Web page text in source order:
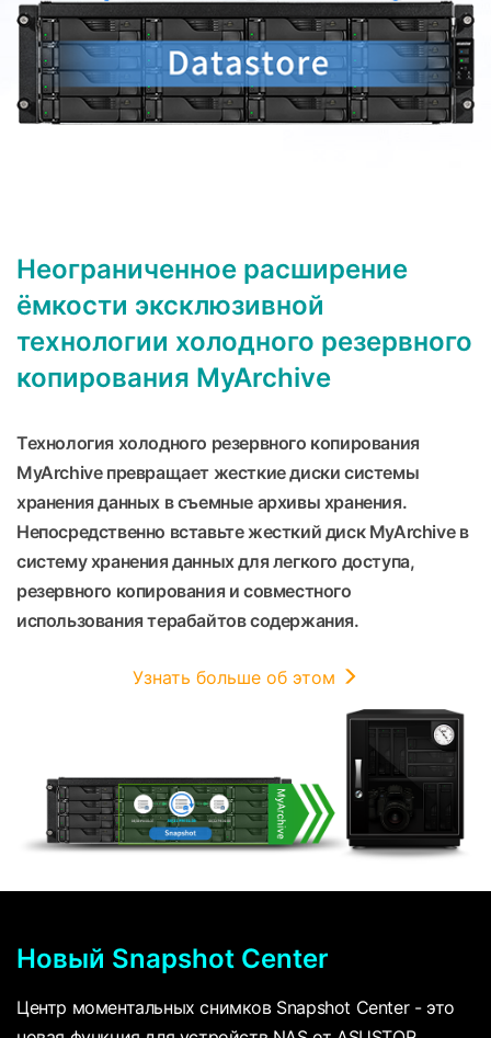
Неограниченное расширение
ёмкости эксклюзивной
технологии холодного резервного
копирования MyArchive
Технология холодного резервного копирования
MyArchive превращает жесткие диски системы
хранения данных в съемные архивы хранения.
Непосредственно вставьте жесткий диск MyArchive в
систему хранения данных для легкого доступа,
резервного копирования и совместного
использования терабайтов содержания.
Узнать больше об этом
Новый Snapshot Center
Центр моментальных снимков Snapshot Center - это